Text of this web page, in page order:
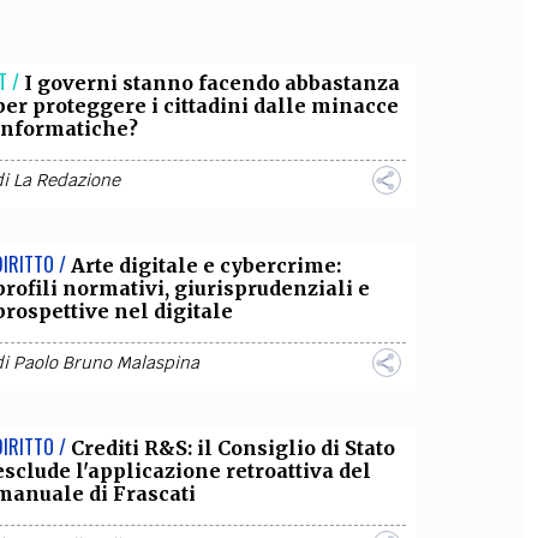
/ I governi stanno facendo abbastanza
proteggere i cittadini dalle minacce
La Redazione
/ Arte digitale e cybercrime:
normativi, giurisprudenziali e
nel digitale
Paolo Bruno Malaspina
/ Crediti R&S: il Consiglio di Stato
l'applicazione retroattiva del
di Frascati